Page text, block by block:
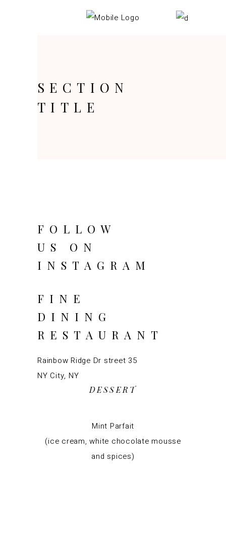
SECTION
TITLE
FOLLOW
US ON
INSTAGRAM
FINE
DINING
RESTAURANT
Rainbow Ridge Dr street 35
NY City, NY
DESSERT
Mint Parfait
(ice cream, white chocolate mousse
and spices)